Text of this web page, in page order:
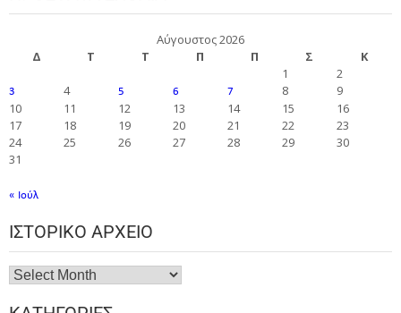
Αύγουστος 2026
Δ
Τ Τ Π Π Σ
Κ
1
2
3 4 5 6 7 8
9
10
11 12 13 14 15
16
17
18 19 20 21 22
23
24
25 26 27 28 29
30
31
« Ιούλ
ΙΣΤΟΡΙΚΌ ΑΡΧΕΊΟ